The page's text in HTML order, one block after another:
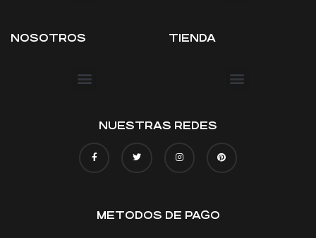
NOSOTROS TIENDA
NUESTRAS REDES
METODOS DE PAGO